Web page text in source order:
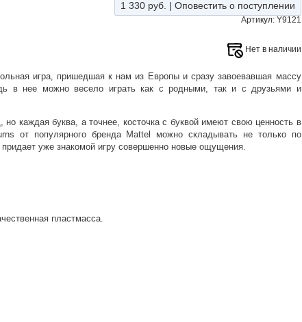
1 330 руб. | Оповестить о поступлении
Артикул: Y9121
Нет в наличии
игра, пришедшая к нам из Европы и сразу завоевавшая массу
в нее можно весело играть как с родными, так и с друзьями и
каждая буква, а точнее, косточка с буквой имеют свою ценность в
от популярного бренда Mattel можно складывать не только по
придает уже знакомой игру совершенно новые ощущения.
пластмасса.